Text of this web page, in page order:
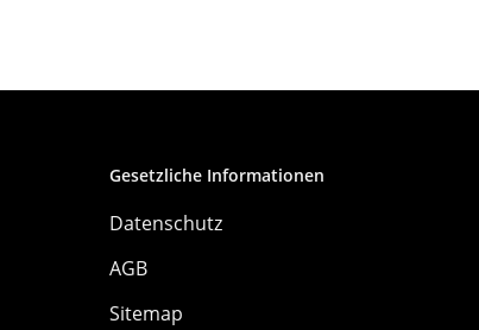
Gesetzliche Informationen
Datenschutz
AGB
Sitemap